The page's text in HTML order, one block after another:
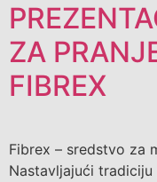
ZA
FIBREX
Fibrex – sredstvo za
Nastavljajući